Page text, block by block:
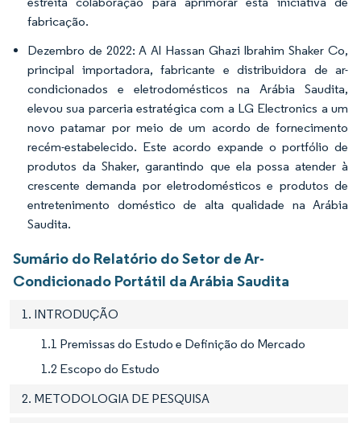
fabricação.
Dezembro de 2022: A Al Hassan Ghazi Ibrahim Shaker Co,
principal importadora, fabricante e distribuidora de ar-
condicionados e eletrodomésticos na Arábia Saudita,
elevou sua parceria estratégica com a LG Electronics a um
novo patamar por meio de um acordo de fornecimento
recém-estabelecido. Este acordo expande o portfólio de
produtos da Shaker, garantindo que ela possa atender à
crescente demanda por eletrodomésticos e produtos de
entretenimento doméstico de alta qualidade na Arábia
Saudita.
Sumário do Relatório do Setor de Ar-
Condicionado Portátil da Arábia Saudita
1. INTRODUÇÃO
1.1 Premissas do Estudo e Definição do Mercado
1.2 Escopo do Estudo
2. METODOLOGIA DE PESQUISA